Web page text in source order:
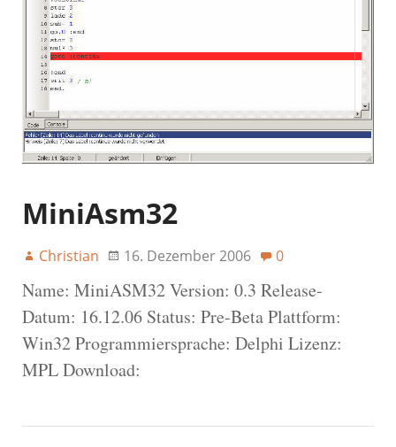
MiniAsm32
Christian 16. Dezember 2006 0
Name: MiniASM32 Version: 0.3 Release-
Datum: 16.12.06 Status: Pre-Beta Plattform:
Win32 Programmiersprache: Delphi Lizenz:
MPL Download: